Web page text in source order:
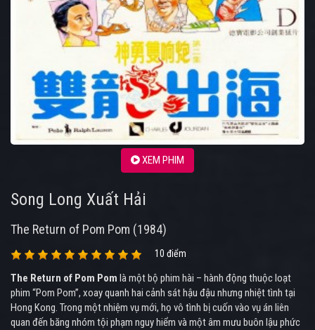
XEM PHIM
Song Long Xuất Hải
The Return of Pom Pom (1984)
10 điểm
The Return of Pom Pom là một bộ phim hài – hành động thuộc loạt
phim “Pom Pom”, xoay quanh hai cảnh sát hậu đậu nhưng nhiệt tình tại
Hong Kong. Trong một nhiệm vụ mới, họ vô tình bị cuốn vào vụ án liên
quan đến băng nhóm tội phạm nguy hiểm và một âm mưu buôn lậu phức